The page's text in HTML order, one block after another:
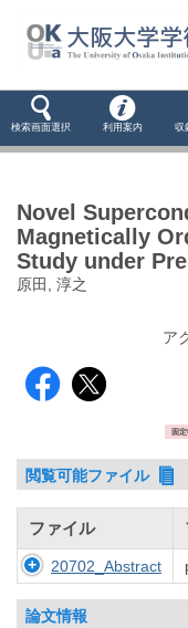
検索画面選択 利用案内 収
Novel
Magnetically
Study under
原田, 淳之
ア
固
閲覧可能ファイル
ファイル
20702_Abstract
論文情報